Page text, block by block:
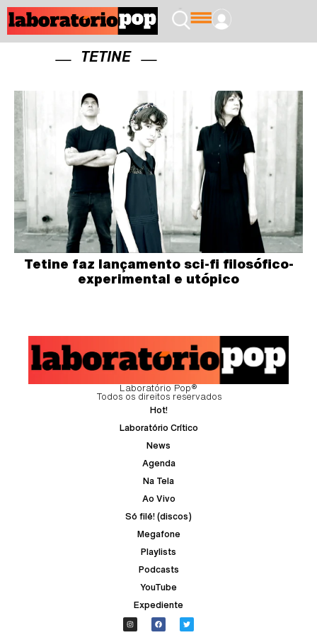
TETINE
Tetine faz lançamento sci-fi filosófico-
experimental e utópico
Laboratório Pop®
Todos os direitos reservados
Hot!
Laboratório Crítico
News
Agenda
Na Tela
Ao Vivo
Só filé! (discos)
Megafone
Playlists
Podcasts
YouTube
Expediente